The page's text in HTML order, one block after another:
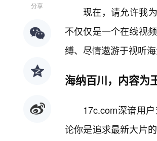
分享
现在，请允许我
不仅仅是一个在线视
缚、尽情遨游于视听海
海纳百川，内容为
17c.com深谙用
论你是追求最新大片